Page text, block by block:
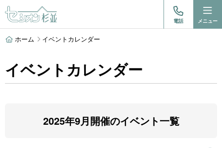
電話 メニュー
ホーム イベントカレンダー
イベントカレンダー
2025年9月開催のイベント一覧